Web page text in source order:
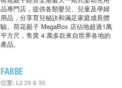
品專門店，提供各類嬰兒、兒童及孕婦
用品，分享育兒秘訣和滿足家庭成長體
驗。荷花親子 MegaBox 店佔地超過1萬
平方尺，售賣 4 萬多款來自世界各地的
產品。
FARBE
位置: L2 29 & 30